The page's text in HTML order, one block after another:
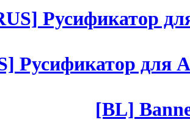
Русификатор
Русификатор для
[BL]